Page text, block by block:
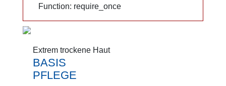
Function: require_once
Extrem trockene Haut
BASIS
PFLEGE
Function: require_once
Extrem trockene Haut
BASIS
PFLEGE